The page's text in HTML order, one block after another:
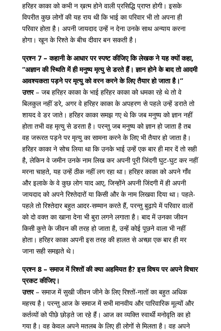
हरिहर काका को कभी न ख़त्म होने वाली प्रसिद्धि प्राप्त होगी। इसके
विपरीत कुछ लोगों की यह राय थी कि भाई का परिवार भी तो अपना ही
परिवार होता है। अपनी जायदाद उन्हें न देना उनके साथ अन्याय करना
होगा। खून के रिश्ते के बीच दीवार बन सकती है।
प्रश्न 7 – कहानी के आधार पर स्पष्ट कीजिए कि लेखक ने यह क्यों कहा,
“अज्ञान की स्थिति में ही मनुष्य मृत्यु से डरते हैं। ज्ञान होने के बाद तो आदमी
आवश्यकता पड़ने पर मृत्यु को वरन करने के लिए तैयार हो जाता है।”
उत्तर– जब हरिहर काका के भाई हरिहर काका को धमका रहे थे तो वे
बिलकुल नहीं डरे, अगर वे हरिहर काका के अपहरण से पहले उन्हें डराते तो
शायद वे डर जाते। हरिहर काका समझ गए थे कि जब मनुष्य को ज्ञान नहीं
होता तभी वह मृत्यु से डरता है। परन्तु जब मनुष्य को ज्ञान हो जाता है तब
वह जरूरत पड़ने पर मृत्यु का सामना करने के लिए भी तैयार हो जाता है।
हरिहर काका ने सोच लिया था कि उनके भाई उन्हें एक बार ही मार दें तो सही
है, लेकिन वे जमीन उनके नाम लिख कर अपनी पूरी जिंदगी घुट-घुट कर नहीं
मरना चाहते, यह उन्हें ठीक नहीं लग रहा था। हरिहर काका को अपने गाँव
और इलाके के वे कुछ लोग याद आए, जिन्होंने अपनी जिंदगी में ही अपनी
जायदाद को अपने रिश्तेदारों या किसी और के नाम लिखवा दिया था। पहले-
पहले तो रिश्तेदार बहुत आदर-सम्मान करते हैं, परन्तु बुढ़ापे में परिवार वालों
को दो वक्त का खाना देना भी बुरा लगने लगाता है। बाद में उनका जीवन
किसी कुत्ते के जीवन की तरह हो जाता है, उन्हें कोई पूछने वाला भी नहीं
होता। हरिहर काका अपनी इस तरह की हालत से अच्छा एक बार ही मर
जाना सही समझते थे।
प्रश्न 8 – समाज में रिश्तों की क्या अहमियत है? इस विषय पर अपने विचार
प्रकट कीजिए।
उत्तर– समाज में सुखी जीवन जीने के लिए रिश्तों-नातों का बहुत अधिक
महत्त्व है। परन्तु आज के समाज में सभी मानवीय और पारिवारिक मूल्यों और
कर्तव्यों को पीछे छोड़ते जा रहे हैं। आज का व्यक्ति स्वार्थी मनोवृति का हो
गया है। वह केवल अपने मतलब के लिए ही लोगों से मिलता है। वह अपने